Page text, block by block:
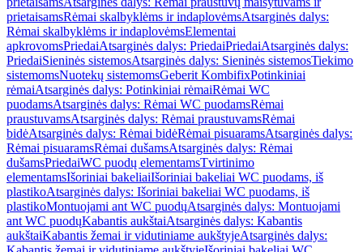
prietaisamsRėmai skalbyklėms ir indaplovėmsAtsarginės dalys:
Rėmai skalbyklėms ir indaplovėmsElementai
apkrovomsPriedaiAtsarginės dalys: PriedaiPriedaiAtsarginės dalys:
PriedaiSieninės sistemosAtsarginės dalys: Sieninės sistemosTiekimo
sistemomsNuotekų sistemomsGeberit KombifixPotinkiniai
rėmaiAtsarginės dalys: Potinkiniai rėmaiRėmai WC
puodamsAtsarginės dalys: Rėmai WC puodamsRėmai
praustuvamsAtsarginės dalys: Rėmai praustuvamsRėmai
bidėAtsarginės dalys: Rėmai bidėRėmai pisuaramsAtsarginės dalys:
Rėmai pisuaramsRėmai dušamsAtsarginės dalys: Rėmai
dušamsPriedaiWC puodų elementamsTvirtinimo
elementamsIšoriniai bakeliaiIšoriniai bakeliai WC puodams, iš
plastikoAtsarginės dalys: Išoriniai bakeliai WC puodams, iš
plastikoMontuojami ant WC puodųAtsarginės dalys: Montuojami
ant WC puodųKabantis aukštaiAtsarginės dalys: Kabantis
aukštaiKabantis žemai ir vidutiniame aukštyjeAtsarginės dalys: